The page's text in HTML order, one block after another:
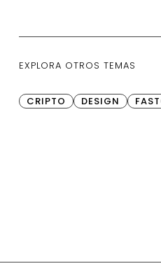
EXPLORA OTROS TEMAS
CRIPTO DESIGN